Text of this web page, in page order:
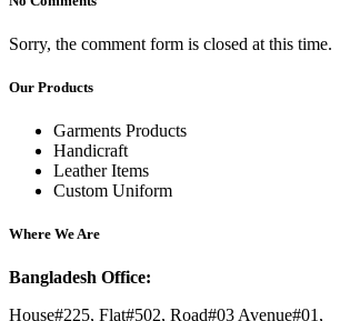
Sorry, the comment form is closed at this time.
Our Products
Garments Products
Handicraft
Leather Items
Custom Uniform
Where We Are
Bangladesh Office:
House#225, Flat#502, Road#03 Avenue#01,